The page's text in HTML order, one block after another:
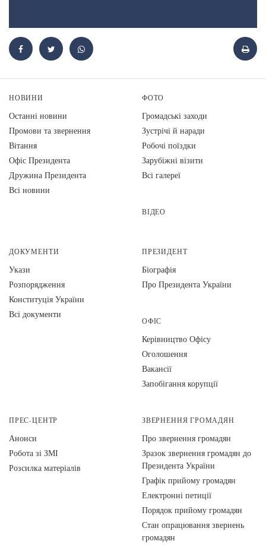
НОВИНИ
Останні новини
Промови та звернення
Вiтання
Офіс Президента
Дружина Президента
Всі новини
ФОТО
Громадські заходи
Зустрічі й наради
Робочі поїздки
Зарубіжні візити
Всі галереї
ВІДЕО
ДОКУМЕНТИ
Укази
Розпорядження
Конституція України
Всі документи
ПРЕЗИДЕНТ
Біографія
Про Президента України
ОФІС
Керівництво Офісу
Оголошення
Вакансії
Запобігання корупції
ПРЕС-ЦЕНТР
Анонси
Робота зі ЗМІ
Розсилка матеріалів
ЗВЕРНЕННЯ ГРОМАДЯН
Про звернення громадян
Зразок звернення громадян до
Президента України
Графік прийому громадян
Електронні петиції
Порядок прийому громадян
Стан опрацювання звернень
громадян